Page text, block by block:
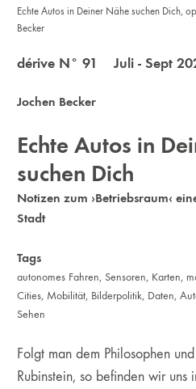
Echte Autos in Deiner Nähe suchen Dich,
Becker
dérive N° 91 Juli - Sept
Jochen Becker
Echte Autos in
suchen Dich
Notizen zum ›Betriebsraum‹
Stadt
Tags
autonomes Fahren, Sensoren, Karten,
Cities, Mobilität, Bilderpolitik, Daten,
Sehen
Folgt man dem Philosophen
Rubinstein, so befinden wir uns